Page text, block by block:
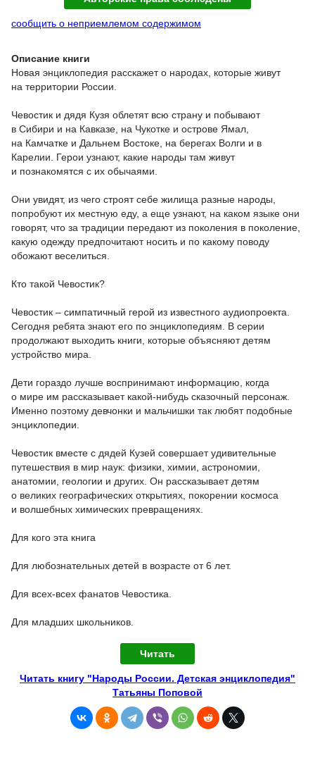
сообщить о неприемлемом содержимом
Описание книги
Новая энциклопедия расскажет о народах, которые живут
на территории России.
Чевостик и дядя Кузя облетят всю страну и побывают
в Сибири и на Кавказе, на Чукотке и острове Ямал,
на Камчатке и Дальнем Востоке, на берегах Волги и в
Карелии. Герои узнают, какие народы там живут
и познакомятся с их обычаями.
Они увидят, из чего строят себе жилища разные народы,
попробуют их местную еду, а еще узнают, на каком языке они
говорят, что за традиции передают из поколения в поколение,
какую одежду предпочитают носить и по какому поводу
обожают веселиться.
Кто такой Чевостик?
Чевостик – симпатичный герой из известного аудиопроекта.
Сегодня ребята знают его по энциклопедиям. В серии
продолжают выходить книги, которые объясняют детям
устройство мира.
Дети гораздо лучше воспринимают информацию, когда
о мире им рассказывает какой-нибудь сказочный персонаж.
Именно поэтому девчонки и мальчишки так любят подобные
энциклопедии.
Чевостик вместе с дядей Кузей совершает удивительные
путешествия в мир наук: физики, химии, астрономии,
анатомии, геологии и других. Он рассказывает детям
о великих географических открытиях, покорении космоса
и волшебных химических превращениях.
Для кого эта книга
Для любознательных детей в возрасте от 6 лет.
Для всех-всех фанатов Чевостика.
Для младших школьников.
Читать
Читать книгу "Народы России. Детская энциклопедия"
Татьяны Поповой